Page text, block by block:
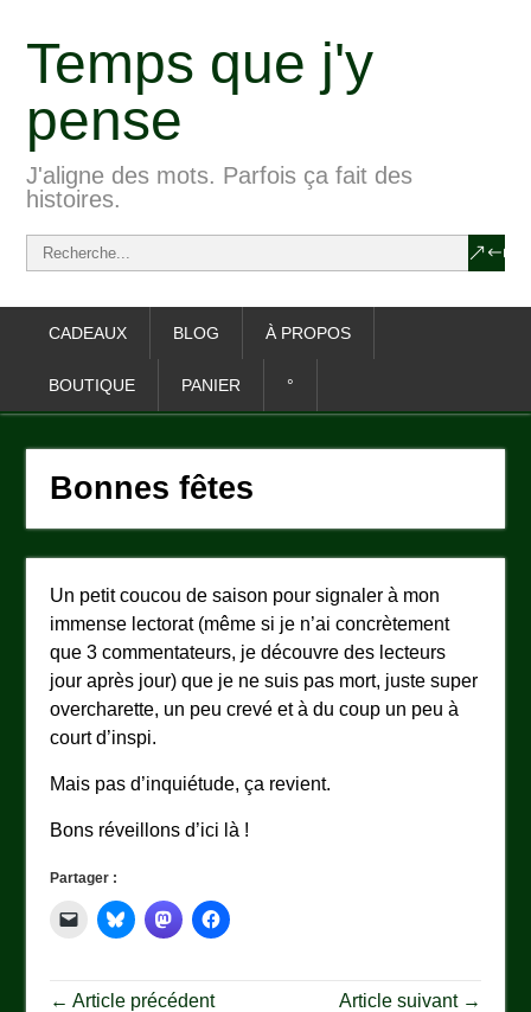
Temps que j'y
pense
J'aligne des mots. Parfois ça fait des
histoires.
CADEAUX BLOG À PROPOS
BOUTIQUE PANIER °
Bonnes fêtes
Un petit coucou de saison pour signaler à mon
immense lectorat (même si je n’ai concrètement
que 3 commentateurs, je découvre des lecteurs
jour après jour) que je ne suis pas mort, juste super
overcharette, un peu crevé et à du coup un peu à
court d’inspi.
Mais pas d’inquiétude, ça revient.
Bons réveillons d’ici là !
Partager :
← Article précédent Article suivant →